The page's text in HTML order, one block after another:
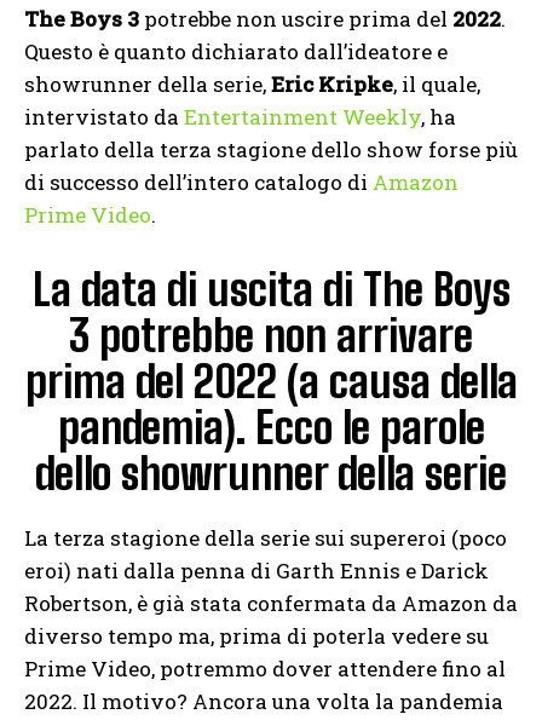
The Boys 3 potrebbe non uscire prima del 2022.
Questo è quanto dichiarato dall’ideatore e
showrunner della serie,Eric Kripke, il quale,
intervistato da Entertainment Weekly, ha
parlato della terza stagione dello show forse più
di successo dell’intero catalogo di Amazon
Prime Video.
La data di uscita di The Boys
3 potrebbe non arrivare
prima del 2022 (a causa della
pandemia). Ecco le parole
dello showrunner della serie
La terza stagione della serie sui supereroi (poco
eroi) nati dalla penna di Garth Ennis e Darick
Robertson, è già stata confermata da Amazon da
diverso tempo ma, prima di poterla vedere su
Prime Video, potremmo dover attendere fino al
2022. Il motivo? Ancora una volta la pandemia